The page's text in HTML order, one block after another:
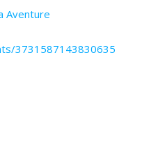
Aventure
3731587143830635